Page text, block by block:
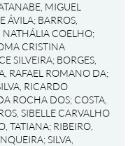
MIGUEL
ÁVILA; BARROS,
NATHÁLIA COELHO;
CRISTINA
SILVEIRA; BORGES,
RAFAEL ROMANO DA;
RICARDO
ROCHA DOS; COSTA,
SIBELLE CARVALHO
TATIANA; RIBEIRO,
;SILVA,